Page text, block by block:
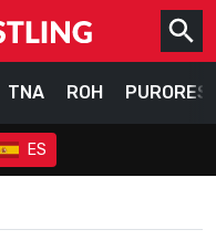
TNA ROH
ES